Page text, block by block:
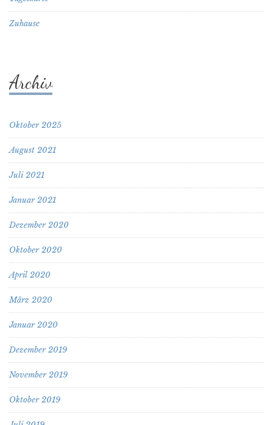
Zuhause
Archiv
Oktober 2025
August 2021
Juli 2021
Januar 2021
Dezember 2020
Oktober 2020
April 2020
März 2020
Januar 2020
Dezember 2019
November 2019
Oktober 2019